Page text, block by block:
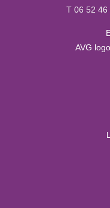
T 06 52 46
AVG